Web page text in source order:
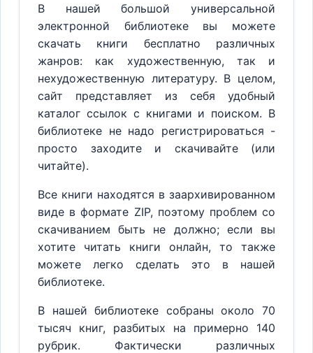
В нашей большой универсальной
электронной библиотеке вы можете
скачать книги бесплатно различных
жанров: как художественную, так и
нехудожественную литературу. В целом,
сайт представляет из себя удобный
каталог ссылок с книгами и поиском. В
библиотеке не надо регистрироваться -
просто заходите и скачивайте (или
читайте).
Все книги находятся в заархивированном
виде в формате ZIP, поэтому проблем со
скачиванием быть не должно; если вы
хотите читать книги онлайн, то также
можете легко сделать это в нашей
библиотеке.
В нашей библиотеке собраны около 70
тысяч книг, разбитых на примерно 140
рубрик. Фактически различных